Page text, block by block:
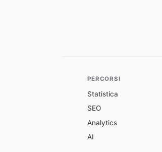
PERCORSI
Statistica
SEO
Analytics
AI